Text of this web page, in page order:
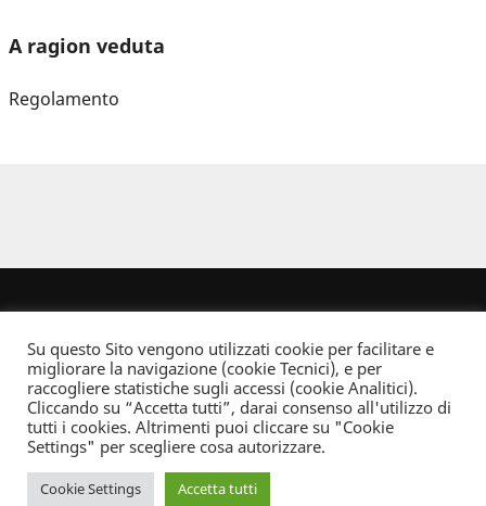
A ragion veduta
Regolamento
Dove non indicato altrimenti quest’opera è distribuita con Licenza
Creative Commons Attribuzione - Non commerciale - Non opere derivate 2.5 Italia
Informativa sulla privacy
Su questo Sito vengono utilizzati cookie per facilitare e
migliorare la navigazione (cookie Tecnici), e per
raccogliere statistiche sugli accessi (cookie Analitici).
Cliccando su “Accetta tutti”, darai consenso all'utilizzo di
tutti i cookies. Altrimenti puoi cliccare su "Cookie
Settings" per scegliere cosa autorizzare.
Cookie Settings Accetta tutti